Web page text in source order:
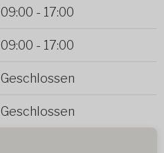
09:00 - 17:00
09:00 - 17:00
Geschlossen
Geschlossen